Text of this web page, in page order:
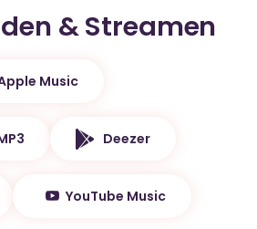
& Streamen
Music
Deezer
YouTube Music